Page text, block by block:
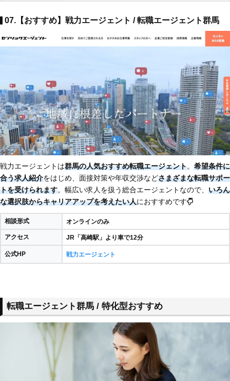
07.【おすすめ】戦力エージェント / 転職エージェント群馬
戦力エージェントは群馬の人気おすすめ転職エージェント。 希望条件に
合う求人紹介をはじめ、面接対策や年収交渉などさまざまな転職サポー
トを受けられます。幅広い求人を扱う総合エージェントなので、 いろん
な選択肢からキャリアアップを考えたい人におすすめです
相談形式 オンラインのみ
アクセス JR「高崎駅」より車で12分
公式HP 戦力エージェント
転職エージェント群馬 / 特化型おすすめ